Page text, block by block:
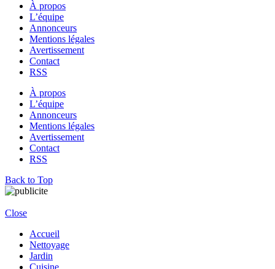
À propos
L’équipe
Annonceurs
Mentions légales
Avertissement
Contact
RSS
À propos
L’équipe
Annonceurs
Mentions légales
Avertissement
Contact
RSS
Back to Top
Close
Accueil
Nettoyage
Jardin